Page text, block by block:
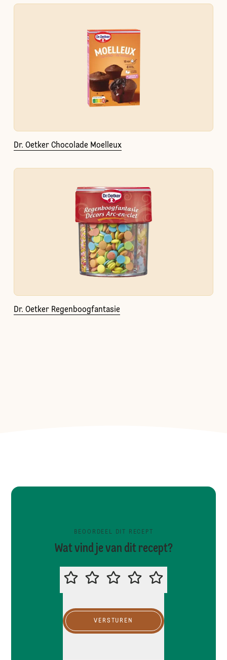
Dr. Oetker Chocolade Moelleux
Dr. Oetker Regenboogfantasie
BEOORDEEL DIT RECEPT
Wat vind je van dit recept?
BEOORDEEL DIT RECEPT
VERSTUREN